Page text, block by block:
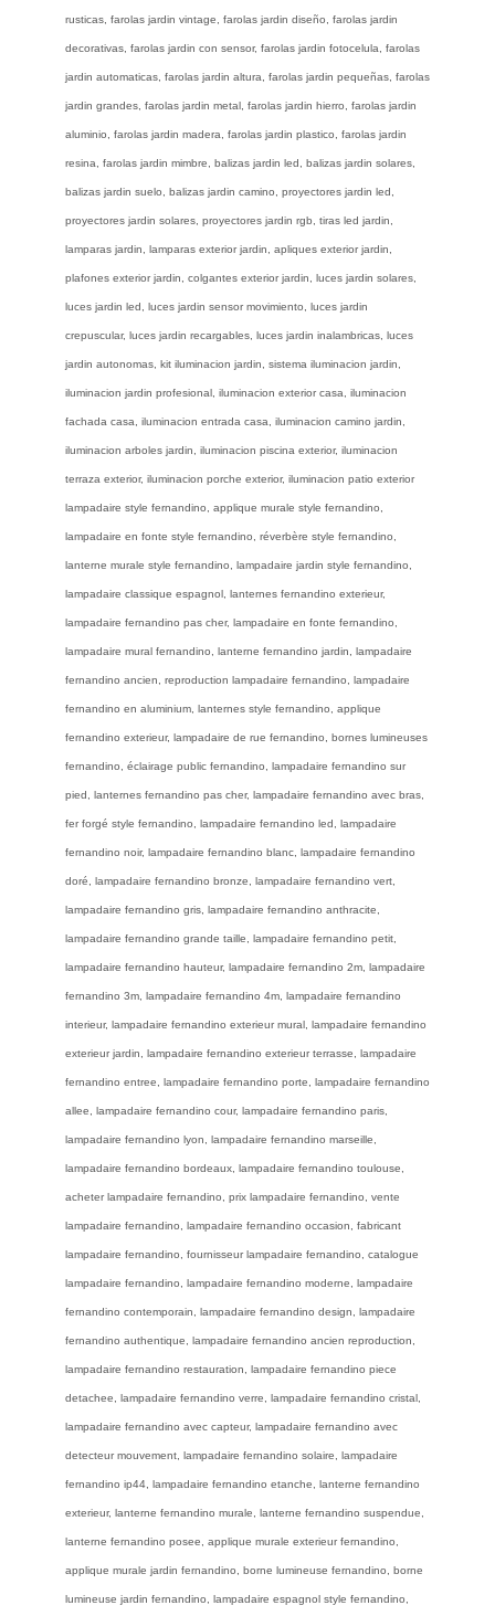
rusticas, farolas jardin vintage, farolas jardin diseño, farolas jardin
decorativas, farolas jardin con sensor, farolas jardin fotocelula, farolas
jardin automaticas, farolas jardin altura, farolas jardin pequeñas, farolas
jardin grandes, farolas jardin metal, farolas jardin hierro, farolas jardin
aluminio, farolas jardin madera, farolas jardin plastico, farolas jardin
resina, farolas jardin mimbre, balizas jardin led, balizas jardin solares,
balizas jardin suelo, balizas jardin camino, proyectores jardin led,
proyectores jardin solares, proyectores jardin rgb, tiras led jardin,
lamparas jardin, lamparas exterior jardin, apliques exterior jardin,
plafones exterior jardin, colgantes exterior jardin, luces jardin solares,
luces jardin led, luces jardin sensor movimiento, luces jardin
crepuscular, luces jardin recargables, luces jardin inalambricas, luces
jardin autonomas, kit iluminacion jardin, sistema iluminacion jardin,
iluminacion jardin profesional, iluminacion exterior casa, iluminacion
fachada casa, iluminacion entrada casa, iluminacion camino jardin,
iluminacion arboles jardin, iluminacion piscina exterior, iluminacion
terraza exterior, iluminacion porche exterior, iluminacion patio exterior
lampadaire style fernandino, applique murale style fernandino,
lampadaire en fonte style fernandino, réverbère style fernandino,
lanterne murale style fernandino, lampadaire jardin style fernandino,
lampadaire classique espagnol, lanternes fernandino exterieur,
lampadaire fernandino pas cher, lampadaire en fonte fernandino,
lampadaire mural fernandino, lanterne fernandino jardin, lampadaire
fernandino ancien, reproduction lampadaire fernandino, lampadaire
fernandino en aluminium, lanternes style fernandino, applique
fernandino exterieur, lampadaire de rue fernandino, bornes lumineuses
fernandino, éclairage public fernandino, lampadaire fernandino sur
pied, lanternes fernandino pas cher, lampadaire fernandino avec bras,
fer forgé style fernandino, lampadaire fernandino led, lampadaire
fernandino noir, lampadaire fernandino blanc, lampadaire fernandino
doré, lampadaire fernandino bronze, lampadaire fernandino vert,
lampadaire fernandino gris, lampadaire fernandino anthracite,
lampadaire fernandino grande taille, lampadaire fernandino petit,
lampadaire fernandino hauteur, lampadaire fernandino 2m, lampadaire
fernandino 3m, lampadaire fernandino 4m, lampadaire fernandino
interieur, lampadaire fernandino exterieur mural, lampadaire fernandino
exterieur jardin, lampadaire fernandino exterieur terrasse, lampadaire
fernandino entree, lampadaire fernandino porte, lampadaire fernandino
allee, lampadaire fernandino cour, lampadaire fernandino paris,
lampadaire fernandino lyon, lampadaire fernandino marseille,
lampadaire fernandino bordeaux, lampadaire fernandino toulouse,
acheter lampadaire fernandino, prix lampadaire fernandino, vente
lampadaire fernandino, lampadaire fernandino occasion, fabricant
lampadaire fernandino, fournisseur lampadaire fernandino, catalogue
lampadaire fernandino, lampadaire fernandino moderne, lampadaire
fernandino contemporain, lampadaire fernandino design, lampadaire
fernandino authentique, lampadaire fernandino ancien reproduction,
lampadaire fernandino restauration, lampadaire fernandino piece
detachee, lampadaire fernandino verre, lampadaire fernandino cristal,
lampadaire fernandino avec capteur, lampadaire fernandino avec
detecteur mouvement, lampadaire fernandino solaire, lampadaire
fernandino ip44, lampadaire fernandino etanche, lanterne fernandino
exterieur, lanterne fernandino murale, lanterne fernandino suspendue,
lanterne fernandino posee, applique murale exterieur fernandino,
applique murale jardin fernandino, borne lumineuse fernandino, borne
lumineuse jardin fernandino, lampadaire espagnol style fernandino,